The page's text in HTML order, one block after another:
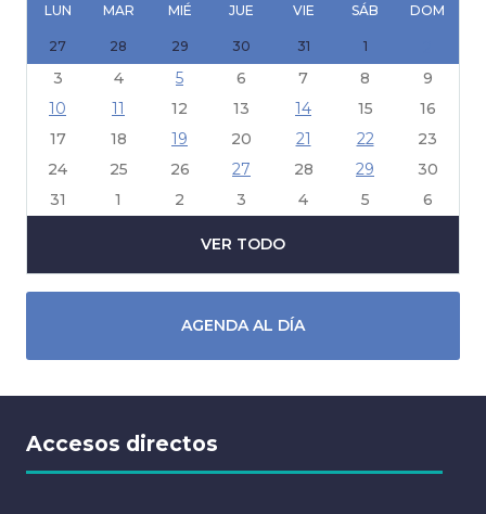
LUN MAR MIÉ JUE VIE SÁB DOM
27 28 29 30 31 1
3
4 5 6 7 8
9
10
11 12 13 14 15
16
17
18 19 20 21 22
23
24
25 26 27 28 29
30
31
1 2 3 4 5 6
VER TODO
AGENDA AL DÍA
Accesos directos